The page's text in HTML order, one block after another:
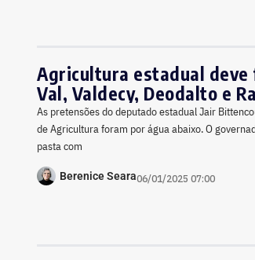
Agricultura estadual deve
Val, Valdecy, Deodalto e
As pretensões do deputado estadual Jair
de Agricultura foram por água abaixo. O
pasta com
Berenice Seara06/01/2025 07:00